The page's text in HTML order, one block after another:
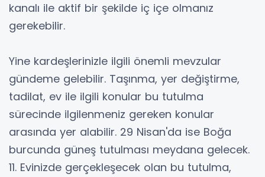
kanalı ile aktif bir şekilde iç içe olmanız
gerekebilir.
Yine kardeşlerinizle ilgili önemli mevzular
gündeme gelebilir. Taşınma, yer değiştirme,
tadilat, ev ile ilgili konular bu tutulma
sürecinde ilgilenmeniz gereken konular
arasında yer alabilir. 29 Nisan'da ise Boğa
burcunda güneş tutulması meydana gelecek.
11. Evinizde gerçekleşecek olan bu tutulma,